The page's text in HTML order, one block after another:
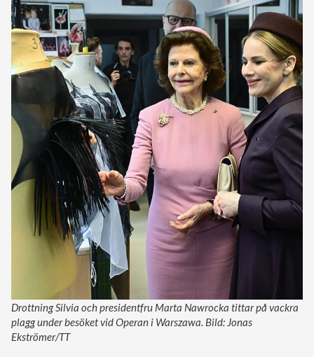
Drottning Silvia och presidentfru Marta Nawrocka tittar på vackra
plagg under besöket vid Operan i Warszawa. Bild: Jonas
Ekströmer/TT